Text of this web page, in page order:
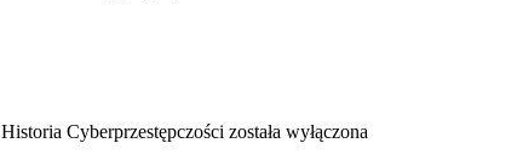
Historia Cyberprzestępczości została wyłączona